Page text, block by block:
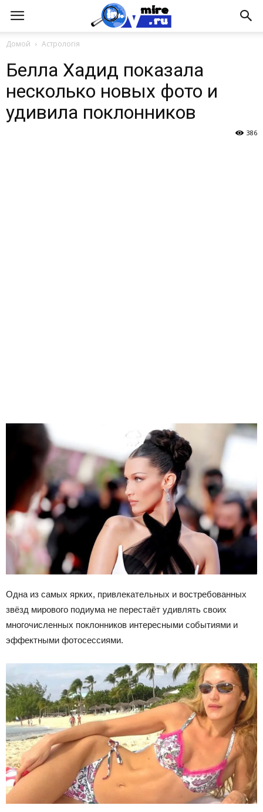
Домой Астрологія
Белла Хадид показала
несколько новых фото и
удивила поклонников
386
Одна из самых ярких, привлекательных и востребованных
звёзд мирового подиума не перестаёт удивлять своих
многочисленных поклонников интересными событиями и
эффектными фотосессиями.